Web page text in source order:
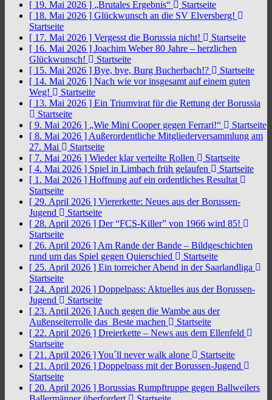
[ 19. Mai 2026 ] „Brutales Ergebnis“
Startseite
[ 18. Mai 2026 ] Glückwunsch an die SV Elversberg!
Startseite
[ 17. Mai 2026 ] Vergesst die Borussia nicht!
Startseite
[ 16. Mai 2026 ] Joachim Weber 80 Jahre – herzlichen
Glückwunsch!
Startseite
[ 15. Mai 2026 ] Bye, bye, Burg Bucherbach!?
Startseite
[ 14. Mai 2026 ] Nach wie vor insgesamt auf einem guten
Weg!
Startseite
[ 13. Mai 2026 ] Ein Triumvirat für die Rettung der Borussia
Startseite
[ 9. Mai 2026 ] „Wie Mini Cooper gegen Ferrari!“
Startseite
[ 8. Mai 2026 ] Außerordentliche Mitgliederversammlung am
27. Mai
Startseite
[ 7. Mai 2026 ] Wieder klar verteilte Rollen
Startseite
[ 4. Mai 2026 ] Spiel in Limbach früh gelaufen
Startseite
[ 1. Mai 2026 ] Hoffnung auf ein ordentliches Resultat
Startseite
[ 29. April 2026 ] Viererkette: Neues aus der Borussen-
Jugend
Startseite
[ 28. April 2026 ] Der “FCS-Killer” von 1966 wird 85!
Startseite
[ 26. April 2026 ] Am Rande der Bande – Bildgeschichten
rund um das Spiel gegen Quierschied
Startseite
[ 25. April 2026 ] Ein torreicher Abend in der Saarlandliga
Startseite
[ 24. April 2026 ] Doppelpass: Aktuelles aus der Borussen-
Jugend
Startseite
[ 23. April 2026 ] Auch gegen die Wambe aus der
Außenseiterrolle das Beste machen
Startseite
[ 22. April 2026 ] Dreierkette – News aus dem Ellenfeld
Startseite
[ 21. April 2026 ]You´ll never walk alone
Startseite
[ 21. April 2026 ] Doppelpass mit der Borussen-Jugend
Startseite
[ 20. April 2026 ] Borussias Rumpftruppe gegen Ballweilers